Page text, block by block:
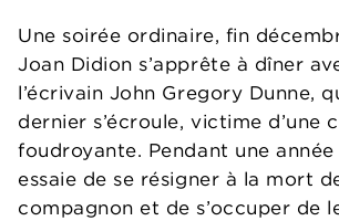
Une soirée ordinaire, fin
Joan Didion s’apprête à dîner
l’écrivain John Gregory Dunne,
dernier s’écroule, victime d’une
foudroyante. Pendant une
essaie de se résigner à la mort
compagnon et de s’occuper de